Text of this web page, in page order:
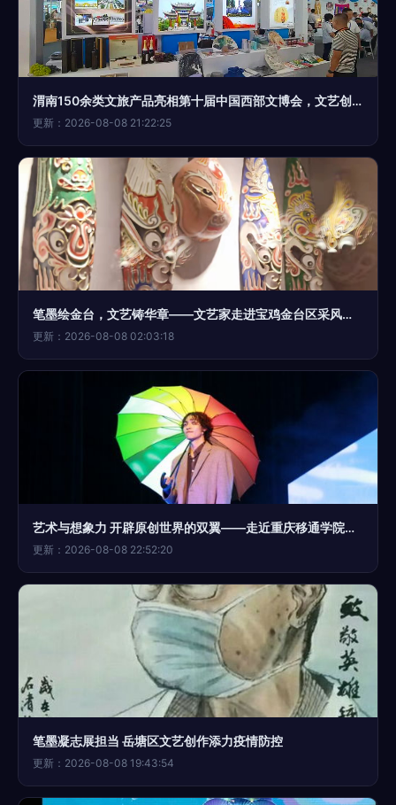
渭南150余类文旅产品亮相第十届中国西部文博会，文艺创作绽放新彩
更新：2026-08-08 21:22:25
笔墨绘金台，文艺铸华章——文艺家走进宝鸡金台区采风调研侧记
更新：2026-08-08 02:03:18
艺术与想象力 开辟原创世界的双翼——走近重庆移通学院原创文艺作品
更新：2026-08-08 22:52:20
笔墨凝志展担当 岳塘区文艺创作添力疫情防控
更新：2026-08-08 19:43:54